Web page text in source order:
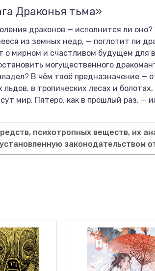
Драконья тьма»
драконов — исполнится ли
из земных недр, — поглотит ли
мирном и счастливом будущем для
могущественного
В чём твоё предназначение —
в тропических лесах и
мир. Пятеро, как в прошлый раз, —
психотропных веществ, их
законодательством